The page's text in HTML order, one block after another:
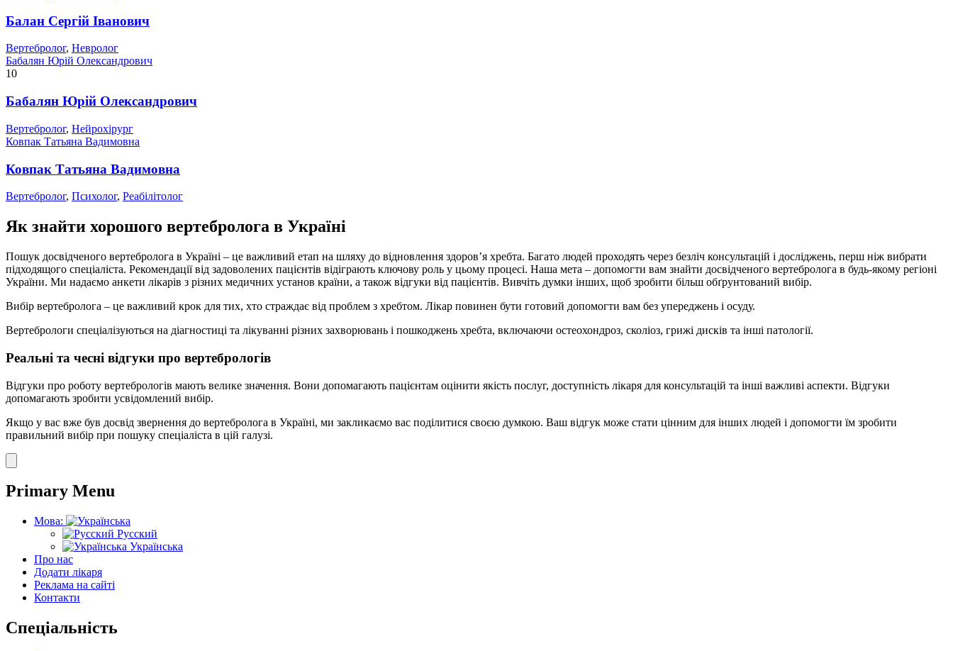
Балан Сергій Іванович
Вертебролог, Невролог
Бабалян Юрій Олександрович
10
Бабалян Юрій Олександрович
Вертебролог, Нейрохірург
Ковпак Татьяна Вадимовна
Ковпак Татьяна Вадимовна
Вертебролог, Психолог, Реабілітолог
Як знайти хорошого вертебролога в Україні
Пошук досвідченого вертебролога в Україні – це важливий етап на шляху до відновлення здоров’я хребта. Багато людей проходять через безліч консультацій і досліджень, перш ніж вибрати
підходящого спеціаліста. Рекомендації від задоволених пацієнтів відіграють ключову роль у цьому процесі. Наша мета – допомогти вам знайти досвідченого вертебролога в будь-якому регіоні
України. Ми надаємо анкети лікарів з різних медичних установ країни, а також відгуки від пацієнтів. Вивчіть думки інших, щоб зробити більш обґрунтований вибір.
Вибір вертебролога – це важливий крок для тих, хто страждає від проблем з хребтом. Лікар повинен бути готовий допомогти вам без упереджень і осуду.
Вертебрологи спеціалізуються на діагностиці та лікуванні різних захворювань і пошкоджень хребта, включаючи остеохондроз, сколіоз, грижі дисків та інші патології.
Реальні та чесні відгуки про вертебрологів
Відгуки про роботу вертебрологів мають велике значення. Вони допомагають пацієнтам оцінити якість послуг, доступність лікаря для консультацій та інші важливі аспекти. Відгуки
допомагають зробити усвідомлений вибір.
Якщо у вас вже був досвід звернення до вертебролога в Україні, ми закликаємо вас поділитися своєю думкою. Ваш відгук може стати цінним для інших людей і допомогти їм зробити
правильний вибір при пошуку спеціаліста в цій галузі.
Primary Menu
Мова:
Русский
Українська
Про нас
Додати лікаря
Реклама на сайті
Контакти
Спеціальність